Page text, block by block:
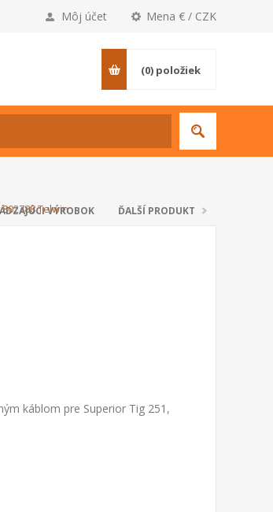
Mena € / CZK
Môj účet
(0) položiek
Telwin
VÝROBOK ĎALŠÍ PRODUKT
káblom pre Superior Tig 251,